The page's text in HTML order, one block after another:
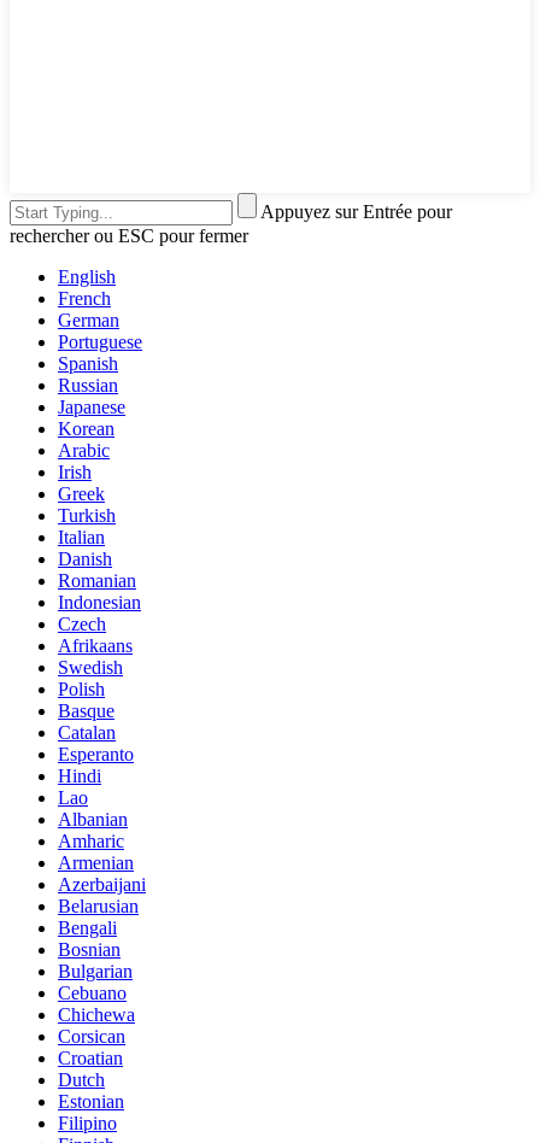
Appuyez sur Entrée pour
rechercher ou ESC pour fermer
English
French
German
Portuguese
Spanish
Russian
Japanese
Korean
Arabic
Irish
Greek
Turkish
Italian
Danish
Romanian
Indonesian
Czech
Afrikaans
Swedish
Polish
Basque
Catalan
Esperanto
Hindi
Lao
Albanian
Amharic
Armenian
Azerbaijani
Belarusian
Bengali
Bosnian
Bulgarian
Cebuano
Chichewa
Corsican
Croatian
Dutch
Estonian
Filipino